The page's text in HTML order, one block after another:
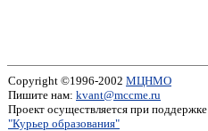
Copyright ©1996-2002 МЦНМО
Пишите нам: kvant@mccme.ru
Проект осуществляется при поддержке
"Курьер образования"